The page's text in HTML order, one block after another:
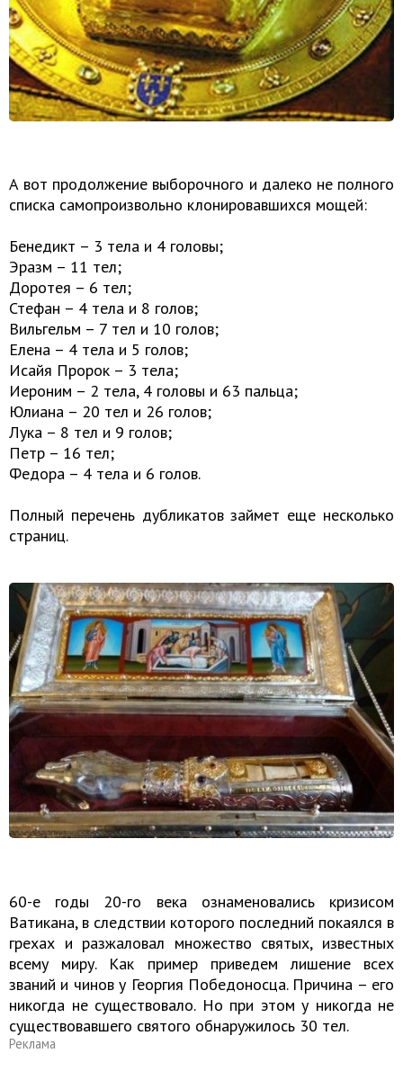
А вот продолжение выборочного и далеко не полного
списка самопроизвольно клонировавшихся мощей:
Бенедикт – 3 тела и 4 головы;
Эразм – 11 тел;
Доротея – 6 тел;
Стефан – 4 тела и 8 голов;
Вильгельм – 7 тел и 10 голов;
Елена – 4 тела и 5 голов;
Исайя Пророк – 3 тела;
Иероним – 2 тела, 4 головы и 63 пальца;
Юлиана – 20 тел и 26 голов;
Лука – 8 тел и 9 голов;
Петр – 16 тел;
Федора – 4 тела и 6 голов.
Полный перечень дубликатов займет еще несколько
страниц.
60-е годы 20-го века ознаменовались кризисом
Ватикана, в следствии которого последний покаялся в
грехах и разжаловал множество святых, известных
всему миру. Как пример приведем лишение всех
званий и чинов у Георгия Победоносца. Причина – его
никогда не существовало. Но при этом у никогда не
существовавшего святого обнаружилось 30 тел.
Реклама